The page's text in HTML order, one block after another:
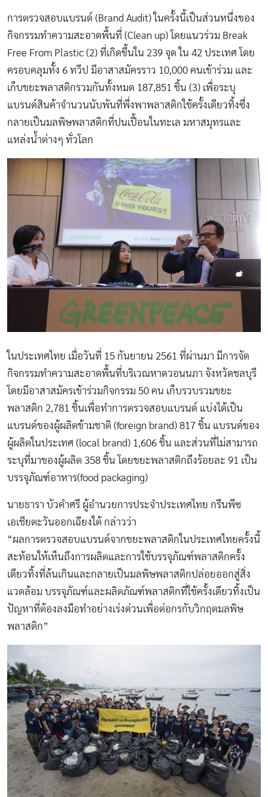
การตรวจสอบแบรนด์ (Brand Audit) ในครั้งนี้เป็นส่วนหนึ่งของ
กิจกรรมทำความสะอาดพื้นที่ (Clean up) โดยแนวร่วม Break
Free From Plastic (2) ที่เกิดขึ้นใน 239 จุด ใน 42 ประเทศ โดย
ครอบคลุมทั้ง 6 ทวีป มีอาสาสมัครราว 10,000 คนเข้าร่วม และ
เก็บขยะพลาสติกรวมกันทั้งหมด 187,851 ชิ้น (3) เพื่อระบุ
แบรนด์สินค้าจำนวนนับพันที่พึ่งพาพลาสติกใช้ครั้งเดียวทิ้งซึ่ง
กลายเป็นมลพิษพลาสติกที่ปนเปื้อนในทะเล มหาสมุทรและ
แหล่งน้ำต่างๆ ทั่วโลก
ในประเทศไทย เมื่อวันที่ 15 กันยายน 2561 ที่ผ่านมา มีการจัด
กิจกรรมทำความสะอาดพื้นที่บริเวณหาดวอนนภา จังหวัดชลบุรี
โดยมีอาสาสมัครเข้าร่วมกิจกรรม 50 คน เก็บรวบรวมขยะ
พลาสติก 2,781 ชิ้นเพื่อทำการตรวจสอบแบรนด์ แบ่งได้เป็น
แบรนด์ของผู้ผลิตข้ามชาติ (foreign brand) 817 ชิ้น แบรนด์ของ
ผู้ผลิตในประเทศ (local brand) 1,606 ชิ้น และส่วนที่ไม่สามารถ
ระบุที่มาของผู้ผลิต 358 ชิ้น โดยขยะพลาสติกถึงร้อยละ 91 เป็น
บรรจุภัณฑ์อาหาร(food packaging)
นายธารา บัวคำศรี ผู้อำนวยการประจำประเทศไทย กรีนพีซ
เอเชียตะวันออกเฉียงใต้ กล่าวว่า
“ผลการตรวจสอบแบรนด์จากขยะพลาสติกในประเทศไทยครั้งนี้
สะท้อนให้เห็นถึงการผลิตและการใช้บรรจุภัณฑ์พลาสติกครั้ง
เดียวทิ้งที่ล้นเกินและกลายเป็นมลพิษพลาสติกปล่อยออกสู่สิ่ง
แวดล้อม บรรจุภัณฑ์และผลิตภัณฑ์พลาสติกที่ใช้ครั้งเดียวทิ้งเป็น
ปัญหาที่ต้องลงมือทำอย่างเร่งด่วนเพื่อต่อกรกับวิกฤตมลพิษ
พลาสติก”